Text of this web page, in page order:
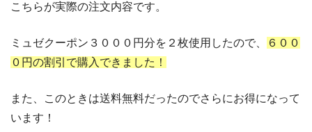
こちらが実際の注文内容です。
ミュゼクーポン３０００円分を２枚使用したので、
６００
０円の割引で購入できました！
また、このときは送料無料だったのでさらにお得になって
います！